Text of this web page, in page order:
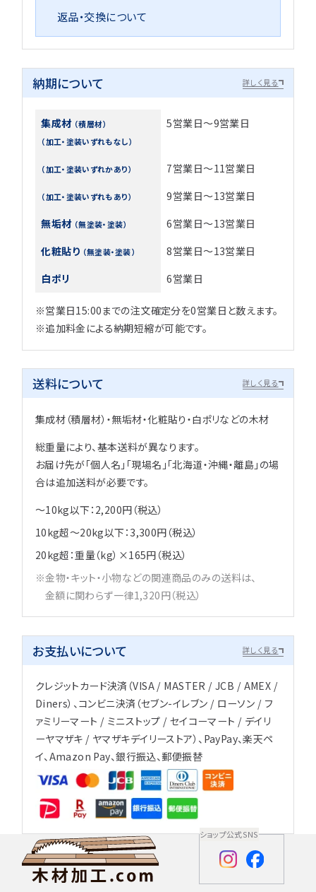
返品・交換について
納期について 詳しく見る
集成材 （積層材）
（加工・塗装いずれもなし）
5営業日～9営業日
（加工・塗装いずれかあり） 7営業日～11営業日
（加工・塗装いずれもあり）
9営業日～13営業日
無垢材 （無塗装・塗装）
6営業日～13営業日
化粧貼り （無塗装・塗装）
8営業日～13営業日
白ポリ
6営業日
※営業日15:00までの注文確定分を0営業日と数えます。
※追加料金による納期短縮が可能です。
送料について 詳しく見る
集成材（積層材）・無垢材・化粧貼り・白ポリなどの木材
総重量により、基本送料が異なります。
お届け先が「個人名」「現場名」「北海道・沖縄・離島」の場
合は追加送料が必要です。
～10kg以下：2,200円（税込）
10kg超～20kg以下：3,300円（税込）
20kg超：重量（kg）×165円（税込）
金物・キット・小物などの関連商品のみの送料は、
金額に関わらず一律1,320円（税込）
お支払いについて 詳しく見る
クレジットカード決済（VISA / MASTER / JCB / AMEX /
Diners）、コンビニ決済（セブン-イレブン / ローソン / フ
ァミリーマート / ミニストップ / セイコーマート / デイリ
ーヤマザキ / ヤマザキデイリーストア）、PayPay、楽天ペ
イ、Amazon Pay、銀行振込、郵便振替
ショップ公式SNS